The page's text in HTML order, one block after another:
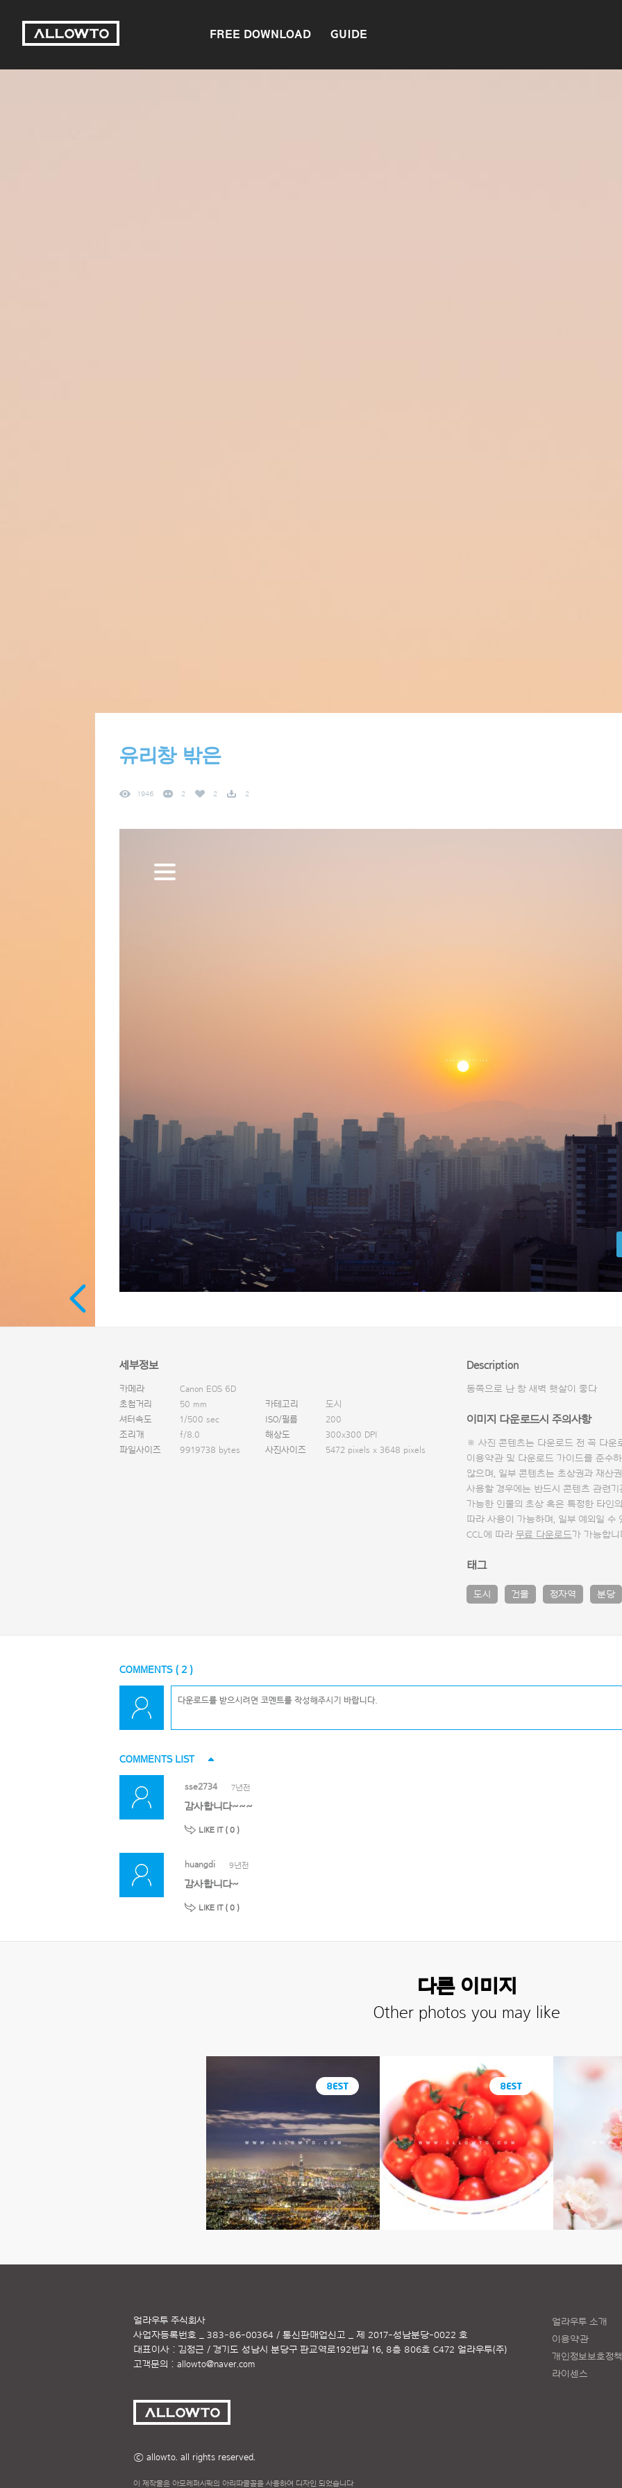
FREE DOWNLOAD GUIDE
유리창 밖은
1946 2 2 2
세부정보
카메라
Canon EOS 6D
초첨거리
50 mm 카테고리
도시
셔터속도
1/500 sec ISO/필름
200
조리개
f/8.0 해상도
300x300 DPI
파일사이즈
9919738 bytes 사진사이즈 5472 pixels x 3648 pixels
Description
동쪽으로 난 창 새벽 햇살이 좋다
이미지 다운로드시 주의사항
※ 사진 콘텐츠는 다운로드 전 꼭 다운
이용약관 및 다운로드 가이드를 준수
않으며, 일부 콘텐츠는 초상권과 재산
사용할 경우에는 반드시 콘텐츠 관련
가능한 인물의 초상 혹은 특정한 타인
따라 사용이 가능하며, 일부 예외일
CCL에 따라 무료 다운로드가 가능합니
태그
도시 건물 정자역 분당
COMMENTS ( 2 )
COMMENTS LIST
sse2734 7년전
감사합니다~~~
LIKE IT ( 0 )
huangdi 9년전
감사합니다~
LIKE IT ( 0 )
다른 이미지
Other photos you may like
얼라우투 소개
이용약관
개인정보보호정책
라이센스
얼라우투 주식회사
사업자등록번호 _ 383-86-00364 / 통신판매업신고 _ 제 2017-성남분당-0022 호
대표이사 : 김정근 / 경기도 성남시 분당구 판교역로192번길 16, 8층 806호 C472 얼라우투(주)
고객문의 : allowto@naver.com
ⓒ allowto. all rights reserved.
이 제작물은 아모레퍼시픽의 아리따글꼴을 사용하여 디자인 되었습니다